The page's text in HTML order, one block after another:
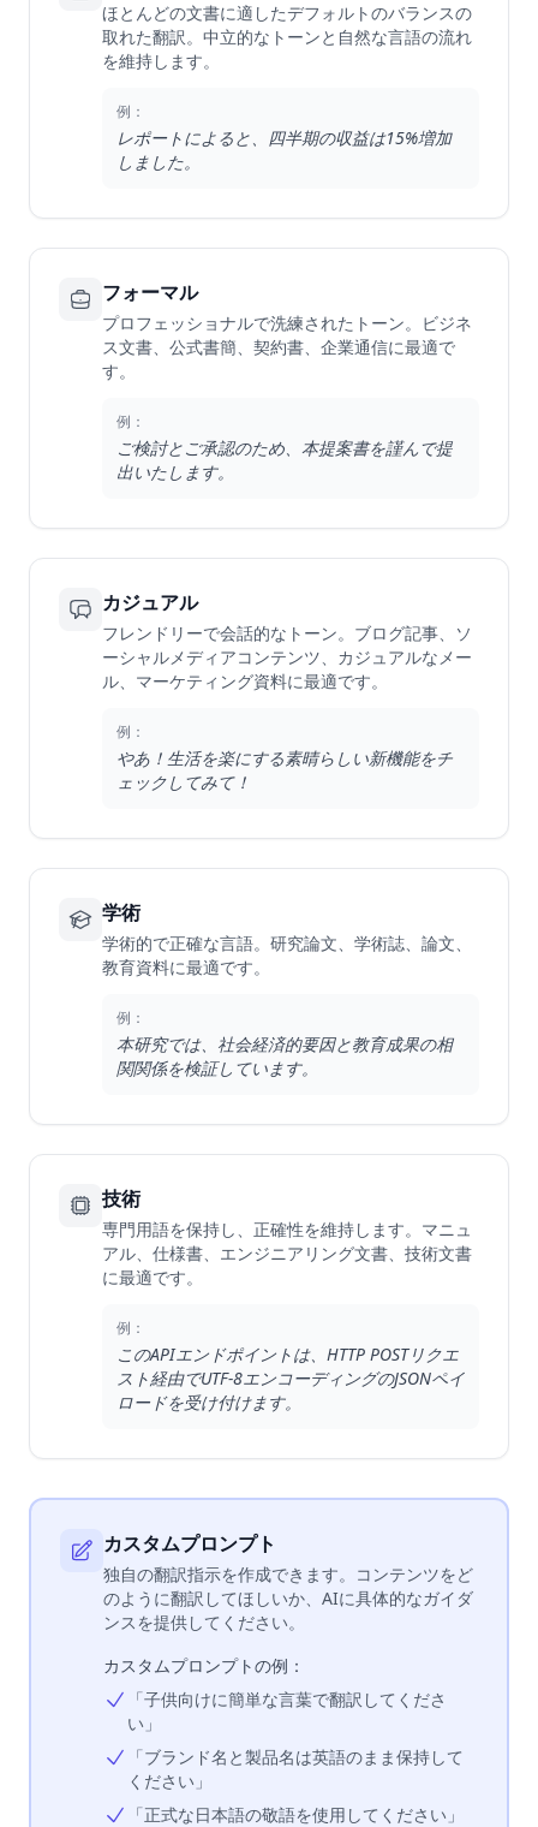
ほとんどの文書に適したデフォルトのバランスの
取れた翻訳。中立的なトーンと自然な言語の流れ
を維持します。
例：
レポートによると、四半期の収益は15%増加
しました。
フォーマル
プロフェッショナルで洗練されたトーン。ビジネ
ス文書、公式書簡、契約書、企業通信に最適で
す。
例：
ご検討とご承認のため、本提案書を謹んで提
出いたします。
カジュアル
フレンドリーで会話的なトーン。ブログ記事、ソ
ーシャルメディアコンテンツ、カジュアルなメー
ル、マーケティング資料に最適です。
例：
やあ！生活を楽にする素晴らしい新機能をチ
ェックしてみて！
学術
学術的で正確な言語。研究論文、学術誌、論文、
教育資料に最適です。
例：
本研究では、社会経済的要因と教育成果の相
関関係を検証しています。
技術
専門用語を保持し、正確性を維持します。マニュ
アル、仕様書、エンジニアリング文書、技術文書
に最適です。
例：
このAPIエンドポイントは、HTTP POSTリクエ
スト経由でUTF-8エンコーディングのJSONペイ
ロードを受け付けます。
カスタムプロンプト
独自の翻訳指示を作成できます。コンテンツをど
のように翻訳してほしいか、AIに具体的なガイダ
ンスを提供してください。
カスタムプロンプトの例：
「子供向けに簡単な言葉で翻訳してくださ
い」
「ブランド名と製品名は英語のまま保持して
ください」
「正式な日本語の敬語を使用してください」